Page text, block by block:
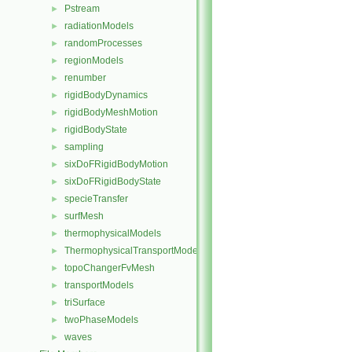
► Pstream
► radiationModels
► randomProcesses
► regionModels
► renumber
► rigidBodyDynamics
► rigidBodyMeshMotion
► rigidBodyState
► sampling
► sixDoFRigidBodyMotion
► sixDoFRigidBodyState
► specieTransfer
► surfMesh
► thermophysicalModels
► ThermophysicalTransportModels
► topoChangerFvMesh
► transportModels
► triSurface
► twoPhaseModels
► waves